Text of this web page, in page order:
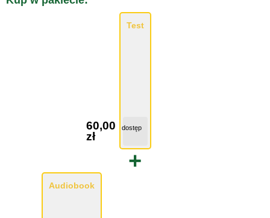
Test
60,00
zł
dostęp
+
Audiobook